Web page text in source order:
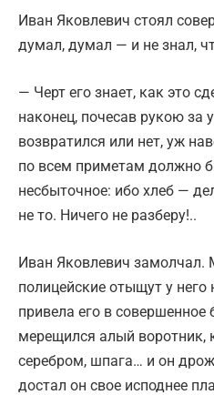
Иван Яковлевич стоял
думал, думал — и не знал,
— Черт его знает, как это
наконец, почесав рукою за
возвратился или нет, уж
по всем приметам должно
несбыточное: ибо хлеб —
не то. Ничего не разберу!..
Иван Яковлевич замолчал.
полицейские отыщут у него
привела его в
мерещился алый воротник,
серебром, шпага… и он
достал он свое исподнее